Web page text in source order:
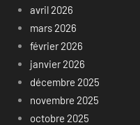
avril 2026
mars 2026
février 2026
janvier 2026
décembre 2025
novembre 2025
octobre 2025